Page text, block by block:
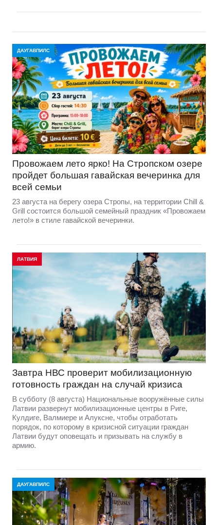
ДАУГАВПИЛС
Провожаем лето ярко! На Стропском озере
пройдет большая гавайская вечеринка для
всей семьи
23 августа на берегу озера Стропы, на территории Chill &
Grill состоится большой семейный праздник «Провожаем
лето!» в стиле гавайской вечеринки.
ЛАТВИЯ
Завтра НВС проверит мобилизационную
готовность граждан на случай кризиса
В субботу (8 августа) Национальные вооружённые силы
Латвии развернут мобилизационные центры в Риге,
Кулдиге, Валмиере и Алуксне, чтобы отработать
порядок, по которому в кризисной ситуации граждан
Латвии будут оповещать и призывать на службу в
армию.
ДАУГАВПИЛС